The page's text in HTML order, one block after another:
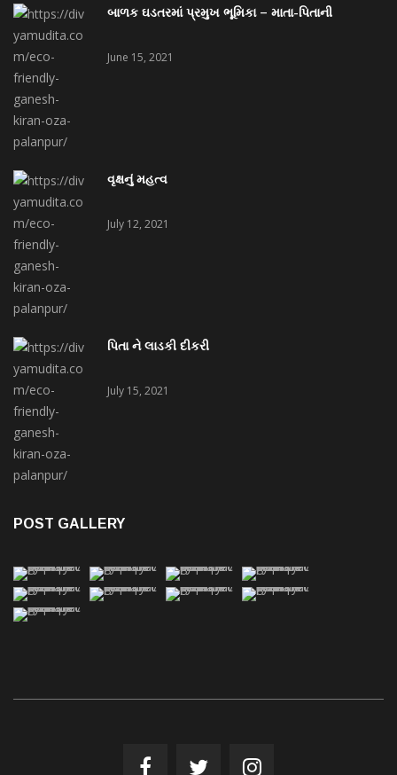
બાળક ઘડતરમાં પ્રમુખ ભૂમિકા – માતા-પિતાની
June 15, 2021
વૃક્ષનું મહત્વ
July 12, 2021
પિતા ને લાડકી દીકરી
July 15, 2021
POST GALLERY